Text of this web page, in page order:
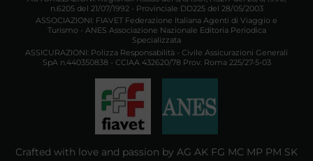
n.6205 del 21/07/1992 - Provinciale DD225 del 28/05/2003
ASSOCIAZIONI: FIAVET Federazione Italiana Agenti di Viaggio e
Turismo - ANES Associazione Nazionale Editoria Periodica
Specializzata
ASSICURAZIONI: Polizza Responsabilità - Civile Assicurazioni Generali
SpA n.440350838 - CCIAA 432620/78 Prov. Roma 225/27-5-03
Crafted with love and passion by AG AK FG MC MP PM SK